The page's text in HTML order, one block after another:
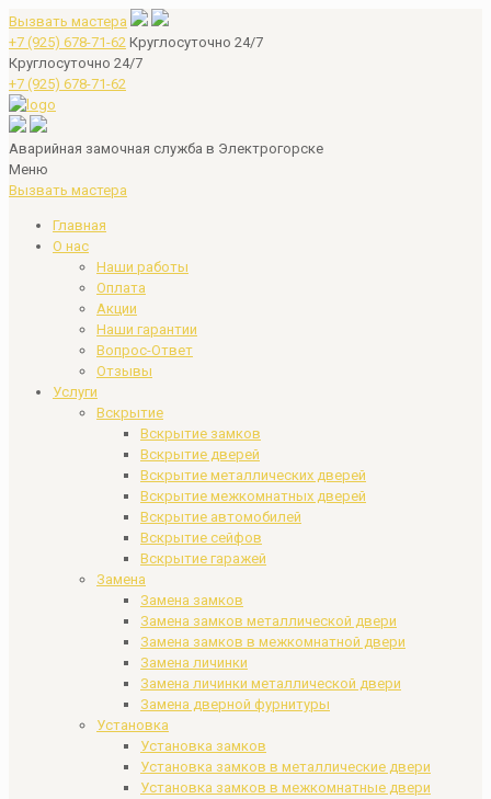
Вызвать мастера
+7 (925) 678-71-62 Круглосуточно 24/7
Круглосуточно 24/7
+7 (925) 678-71-62
Аварийная замочная служба в Электрогорске
Меню
Вызвать мастера
Главная
О нас
Наши работы
Оплата
Акции
Наши гарантии
Вопрос-Ответ
Отзывы
Услуги
Вскрытие
Вскрытие замков
Вскрытие дверей
Вскрытие металлических дверей
Вскрытие межкомнатных дверей
Вскрытие автомобилей
Вскрытие сейфов
Вскрытие гаражей
Замена
Замена замков
Замена замков металлической двери
Замена замков в межкомнатной двери
Замена личинки
Замена личинки металлической двери
Замена дверной фурнитуры
Установка
Установка замков
Установка замков в металлические двери
Установка замков в межкомнатные двери